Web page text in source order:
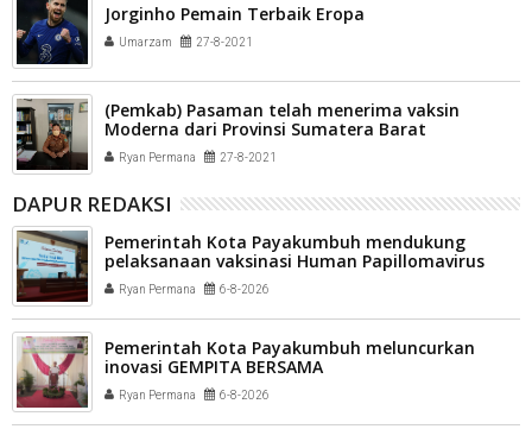
Jorginho Pemain Terbaik Eropa
Umarzam 27-8-2021
(Pemkab) Pasaman telah menerima vaksin
Moderna dari Provinsi Sumatera Barat
Ryan Permana 27-8-2021
DAPUR REDAKSI
Pemerintah Kota Payakumbuh mendukung
pelaksanaan vaksinasi Human Papillomavirus
(HPV) bagi aparatur sipil negara (ASN) dan
masyarakat
Ryan Permana 6-8-2026
Pemerintah Kota Payakumbuh meluncurkan
inovasi GEMPITA BERSAMA
Ryan Permana 6-8-2026